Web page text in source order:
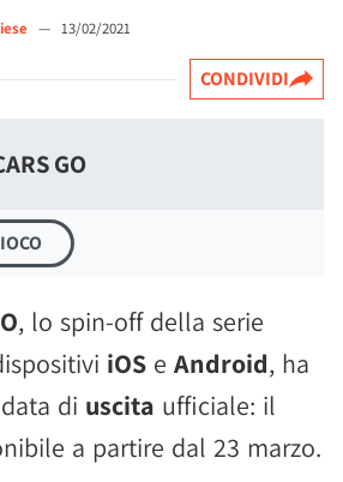
— 13/02/2021
CONDIVIDI
GO
, lo spin-off della serie
iOS e Android, ha
di uscita ufficiale: il
a partire dal 23 marzo.